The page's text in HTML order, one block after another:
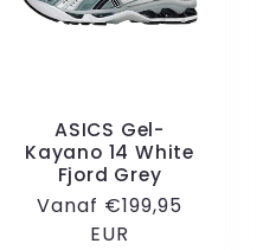
ASICS Gel-
Kayano 14 White
Fjord Grey
Normale
Vanaf €199,95
EUR